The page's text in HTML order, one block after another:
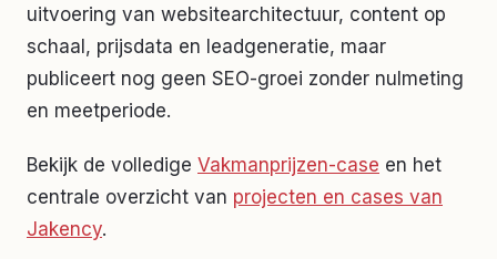
uitvoering van websitearchitectuur, content op
schaal, prijsdata en leadgeneratie, maar
publiceert nog geen SEO-groei zonder nulmeting
en meetperiode.
Bekijk de volledige Vakmanprijzen-case en het
centrale overzicht van projecten en cases van
Jakency.